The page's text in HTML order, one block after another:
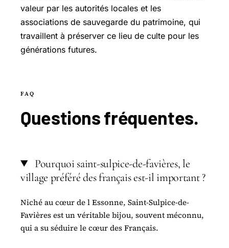
valeur par les autorités locales et les
associations de sauvegarde du patrimoine, qui
travaillent à préserver ce lieu de culte pour les
générations futures.
FAQ
Questionsfréquentes.
Pourquoi saint-sulpice-de-favières, le
village préféré des français est-il important ?
Niché au cœur de l Essonne, Saint-Sulpice-de-
Favières est un véritable bijou, souvent méconnu,
qui a su séduire le cœur des Français.